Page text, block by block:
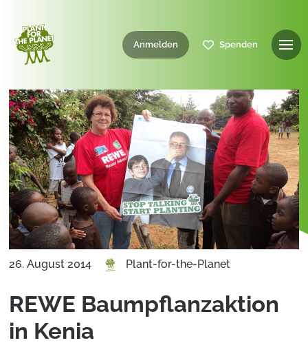
Anmelden Spenden
26. August 2014 Plant-for-the-Planet
REWE Baumpflanzaktion
in Kenia